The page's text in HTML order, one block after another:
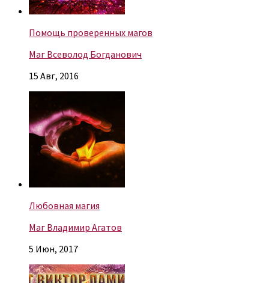
Помощь проверенных магов
Маг Всеволод Богданович
15 Авг, 2016
Любовная магия
Маг Владимир Агатов
5 Июн, 2017